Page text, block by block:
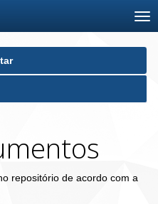
repositório de acordo com a